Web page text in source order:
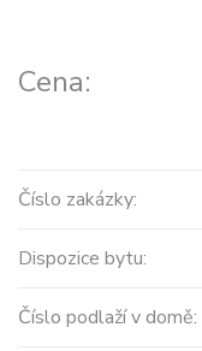
Cena:
Číslo zakázky:
Dispozice bytu:
Číslo podlaží v domě: